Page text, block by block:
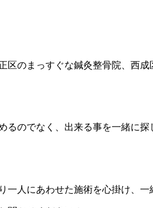
区のまっすぐな鍼灸整骨院、西
るのでなく、出来る事を一緒に
人にあわせた施術を心掛け、一